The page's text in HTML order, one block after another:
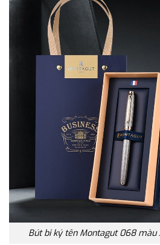
Bút bi ký tên Montagut 068 màu